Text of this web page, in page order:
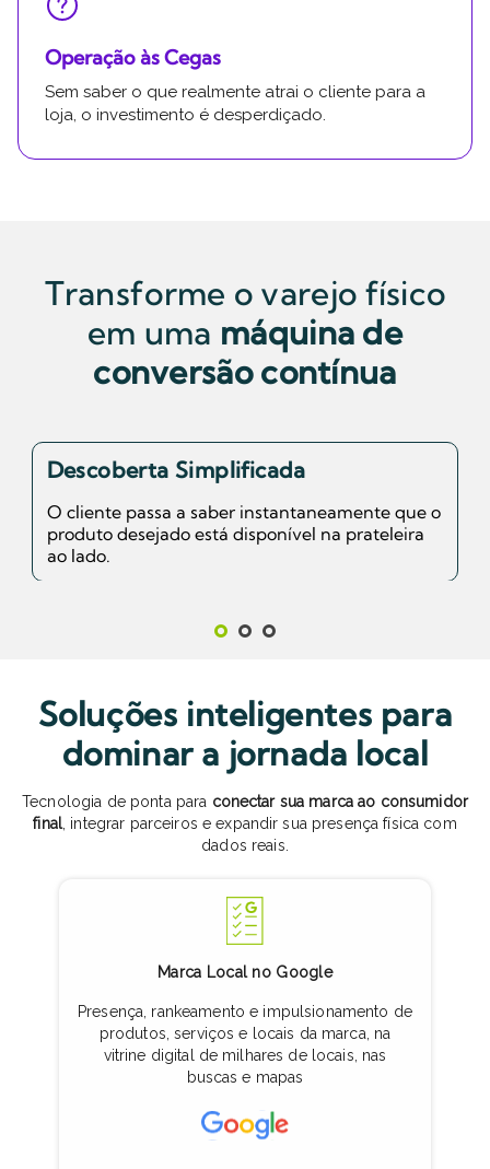
Operação às Cegas
Sem saber o que realmente atrai o cliente para a
loja, o investimento é desperdiçado.
Transforme o varejo físico
em uma máquina de
conversão contínua
Descoberta Simplificada
O cliente passa a saber instantaneamente que o
produto desejado está disponível na prateleira
ao lado.
1 2 3
Soluções inteligentes para
dominar a jornada local
Tecnologia de ponta para conectar sua marca ao consumidor
final, integrar parceiros e expandir sua presença física com
dados reais.
Google para Indústrias
Digitalize os produtos
na vitrine digital dos
parceiros revendedores e
domine as buscas no Google.